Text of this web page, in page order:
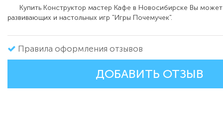
Купить Конструктор мастер Кафе в Новосибирске Вы
развивающих и настольных игр "Игры Почемучек".
Правила оформления отзывов
ДОБАВИТЬ ОТЗЫВ